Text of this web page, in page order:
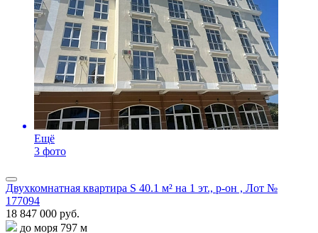
Ещё
3 фото
Двухкомнатная квартира S 40.1 м² на 1 эт., р-он , Лот №
177094
18 847 000 руб.
до моря 797 м